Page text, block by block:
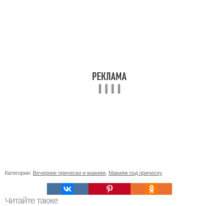
Категории: Вечерние прически и макияж Макияж под прическу
Читайте также